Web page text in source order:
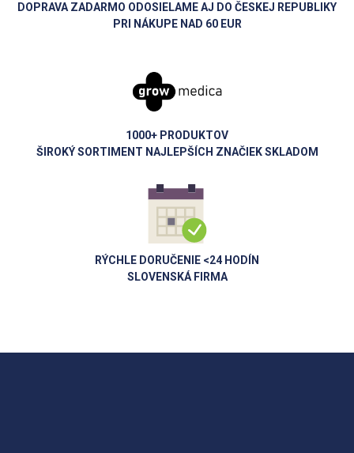
DOPRAVA ZADARMO ODOSIELAME AJ DO ČESKEJ REPUBLIKY
PRI NÁKUPE NAD 60 EUR
1000+ PRODUKTOV
ŠIROKÝ SORTIMENT NAJLEPŠÍCH ZNAČIEK SKLADOM
RÝCHLE DORUČENIE <24 HODÍN
SLOVENSKÁ FIRMA